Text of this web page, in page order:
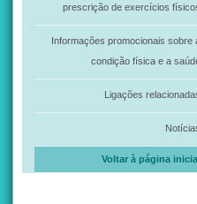
prescrição de exercícios
Informações promocionais sobre
condição física e a
Ligações
Voltar à página